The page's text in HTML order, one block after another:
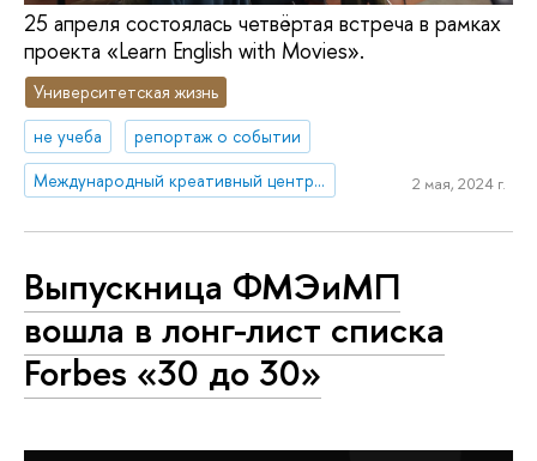
25 апреля состоялась четвёртая встреча в рамках
проекта «Learn English with Movies».
Университетская жизнь
не учеба
репортаж о событии
Международный креативный центр «Абитуриент. Студент. Выпускник»
2 мая, 2024 г.
Выпускница ФМЭиМП
вошла в лонг-лист списка
Forbes «30 до 30»